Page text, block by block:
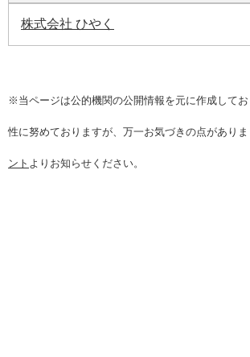
株式会社 ひやく
※当ページは公的機関の公開情報を元に作成して
性に努めておりますが、万一お気づきの点があり
ント よりお知らせください。